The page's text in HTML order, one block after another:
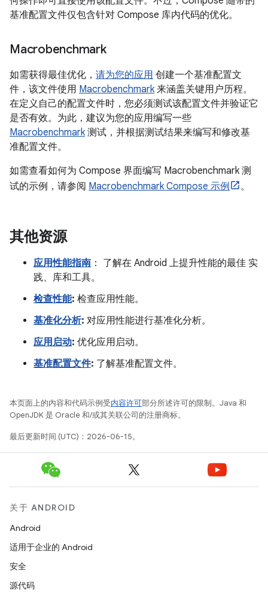
基准配置文件仅包含针对 Compose 库内代码的优化。
Macrobenchmark
如需获得最佳优化， 请为您的应用 创建一个基准配置文
件，该文件使用 Macrobenchmark来涵盖关键用户历程。
在定义自己的配置文件时，您必须测试该配置文件并验证它
是否有效。为此，建议为您的应用编写一些
Macrobenchmark测试，并根据测试结果来编写和修改基
准配置文件。
如需查看如何为 Compose 界面编写 Macrobenchmark 测
试的示例，请参阅 Macrobenchmark Compose 示例 。
其他资源
应用性能指南 ： 了解在 Android 上提升性能的最佳 实
践、库和工具。
检查性能: 检查应用性能。
基准化分析: 对应用性能进行基准化分析。
应用启动: 优化应用启动。
基准配置文件: 了解基准配置文件。
本页面上的内容和代码示例受内容许可部分所述许可的限制。Java 和
OpenJDK 是 Oracle 和/或其关联公司的注册商标。
最后更新时间 (UTC)：2026-06-15。
关于 ANDROID
Android
适用于企业的 Android
安全
源代码